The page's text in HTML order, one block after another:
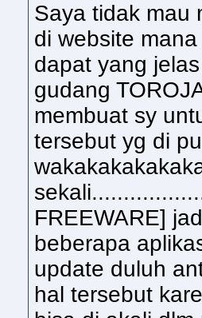
Saya tidak mau
di website
dapat yang
gudang
membuat sy
tersebut yg di
FREEWARE]
beberapa
update duluh
hal tersebut